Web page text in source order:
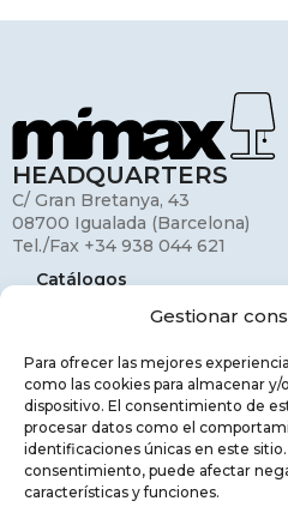
Gestionar
Para ofrecer las mejores
como las cookies para almacenar
dispositivo. El consentimiento de
procesar datos como el
identificaciones únicas en este
consentimiento, puede afectar
características y funciones.
HEADQUARTERS
C/ Gran Bretanya, 43
08700 Igualada (Barcelona)
Tel./Fax +34 938 044 621
Catálogos
Contacto
Aviso legal
Política de privacidad
Política de cookies